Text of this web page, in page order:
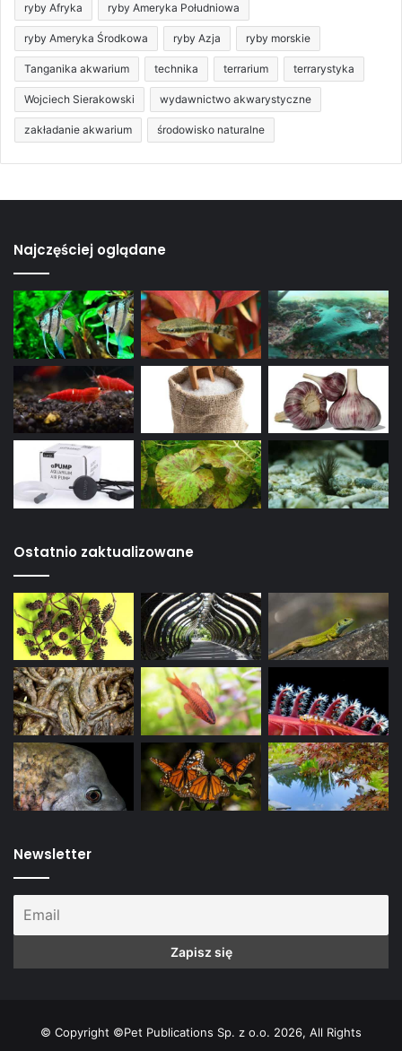
ryby Afryka ryby Ameryka Południowa
ryby Ameryka Środkowa ryby Azja ryby morskie
Tanganika akwarium technika terrarium terrarystyka
Wojciech Sierakowski wydawnictwo akwarystyczne
zakładanie akwarium środowisko naturalne
Najczęściej oglądane
Ostatnio zaktualizowane
Newsletter
© Copyright ©Pet Publications Sp. z o.o. 2026, All Rights